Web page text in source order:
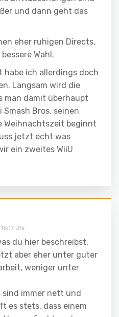
und dann geht das
eher ruhigen Directs,
Wahl.
habe ich allerdings doch
Langsam wird die
man damit überhaupt
Smash Bros. seinen
Weihnachtszeit beginnt
jetzt echt was
ein zweites WiiU
Uhr
du hier beschreibst,
aber eher unter guter
weniger unter
sind immer nett und
es stets, dass einem